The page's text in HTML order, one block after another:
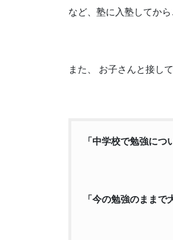
など、塾に入塾してか
また、 お子さんと接し
「中学校で勉強につ
「今の勉強のままで